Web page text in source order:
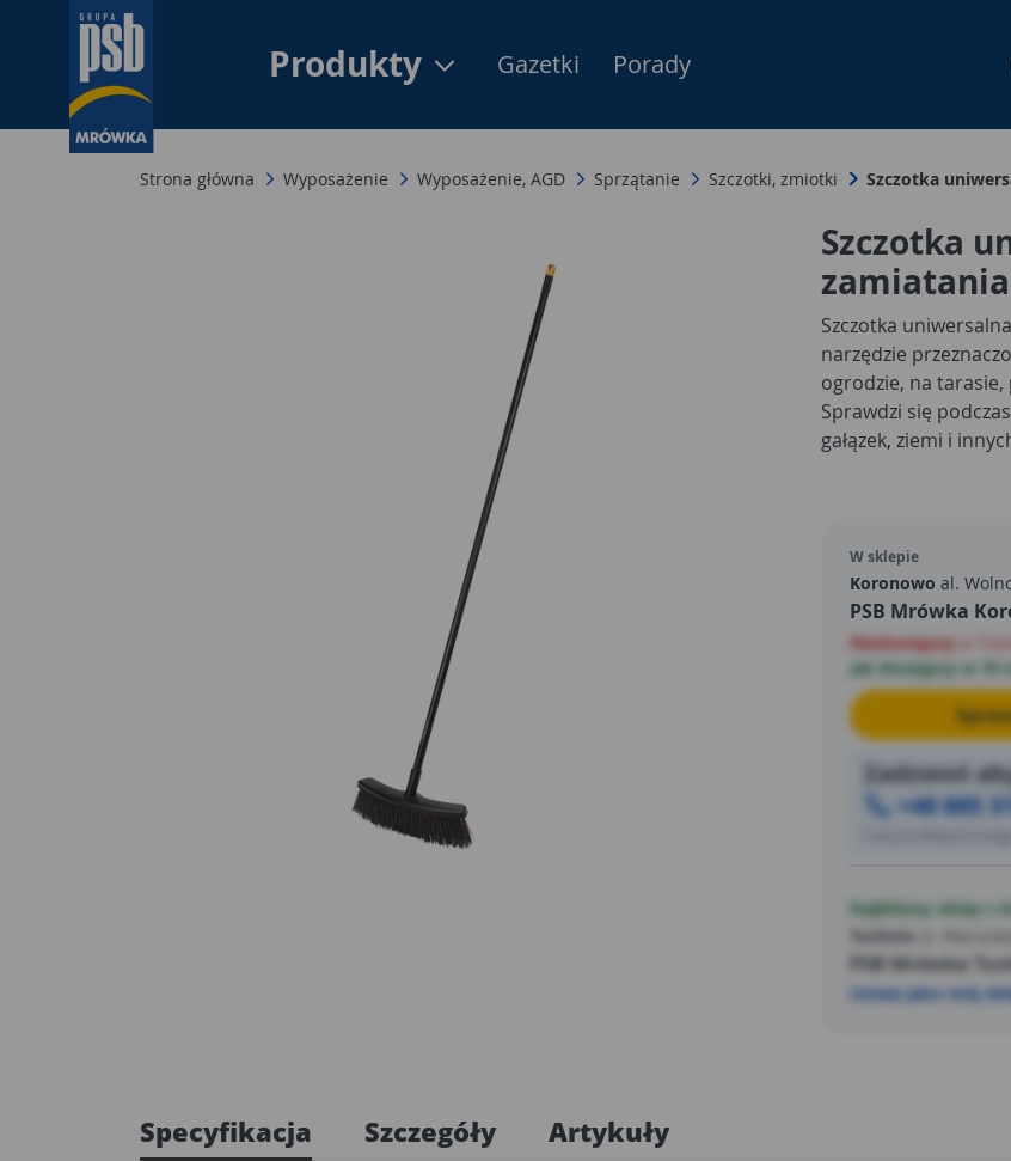
Produkty Menu Produktów,
Gazetki Porady
Strona główna Wyposażenie Wyposażenie, AGD Sprzątanie Szczotki, zmiotki Szczotka
Szczotka
zamiatania
Szczotka
narzędzie
ogrodzie, na
Sprawdzi się
gałązek, ziemi i
powierzchniach
W sklepie
Koronowo al.
PSB Mrówka
Niedostępny w
ale dostępny w 78
Zadzwoń
+48 885
Najbliższy sklep z
Tuchola
PSB Mrówka
Ustaw jako mój
Specyfikacja Szczegóły Artykuły